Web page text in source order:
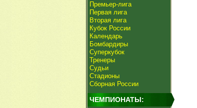
Премьер-лига
Первая лига
Вторая лига
Кубок России
Календарь
Бомбардиры
Суперкубок
Тренеры
Судьи
Стадионы
Сборная России
ЧЕМПИОНАТЫ: